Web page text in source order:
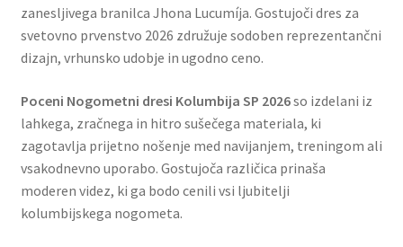
zanesljivega branilca Jhona Lucumíja. Gostujoči dres za
svetovno prvenstvo 2026 združuje sodoben reprezentančni
dizajn, vrhunsko udobje in ugodno ceno.
Poceni Nogometni dresi Kolumbija SP 2026so izdelani iz
lahkega, zračnega in hitro sušečega materiala, ki
zagotavlja prijetno nošenje med navijanjem, treningom ali
vsakodnevno uporabo. Gostujoča različica prinaša
moderen videz, ki ga bodo cenili vsi ljubitelji
kolumbijskega nogometa.